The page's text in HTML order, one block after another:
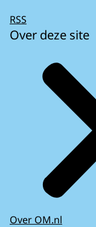
RSS
Over deze site
Over OM.nl